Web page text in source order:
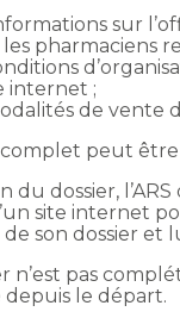
sur
les pharmaciens
internet ;
de vente
complet peut
du dossier,
site internet
son dossier et
n’est pas
le départ.